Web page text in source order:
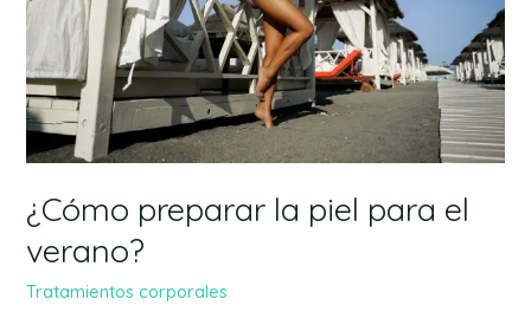
¿Cómo preparar la piel para el
verano?
Tratamientos corporales
verano?